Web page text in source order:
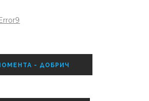
- ДОБРИЧ